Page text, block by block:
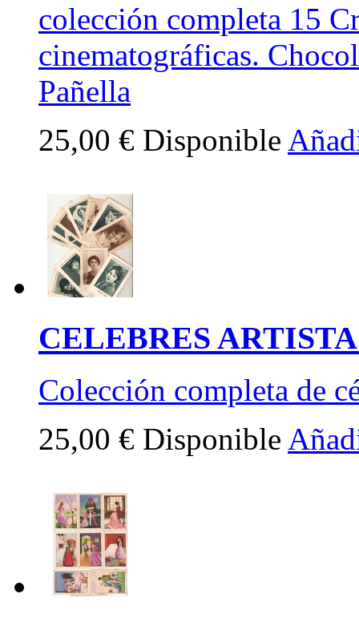
colección completa 15
cinematográficas.
Pañella
25,00 € Disponible
CELEBRES
Colección completa de
25,00 € Disponible